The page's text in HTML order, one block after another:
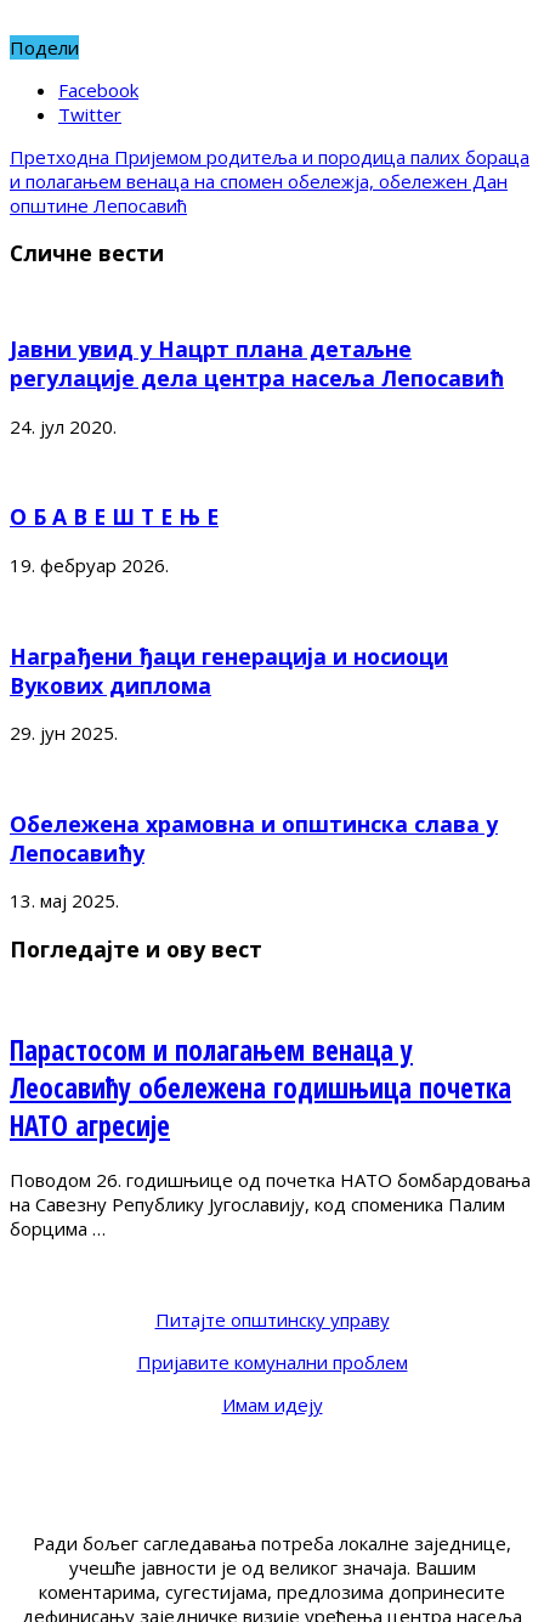
Подели
Facebook
Twitter
Претходна Пријемом родитеља и породица палих бораца
и полагањем венаца на спомен обележја, обележен Дан
општине Лепосавић
Сличне вести
Јавни увид у Нацрт плана детаљне
регулације дела центра насеља Лепосавић
24. јул 2020.
О Б А В Е Ш Т Е Њ Е
19. фебруар 2026.
Награђени ђаци генерација и носиоци
Вукових диплома
29. јун 2025.
Обележена храмовна и општинска слава у
Лепосавићу
13. мај 2025.
Погледајте и ову вест
Парастосом и полагањем венаца у
Леосавићу обележена годишњица почетка
НАТО агресије
Поводом 26. годишњице од почетка НАТО бомбардовања
на Савезну Републику Југославију, код споменика Палим
борцима …
Питајте општинску управу
Пријавите комунални проблем
Имам идеју
Ради бољег сагледавања потреба локалне заједнице,
учешће јавности је од великог значаја. Вашим
коментарима, сугестијама, предлозима допринесите
дефинисању заједничке визије уређења центра насеља